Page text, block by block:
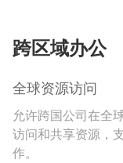
跨区域办公
全球资源访问
允许跨国公司在全
访问和共享资源，
作。